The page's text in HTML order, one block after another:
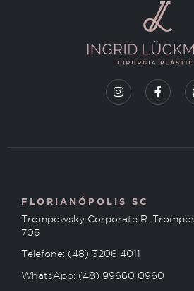
FLORIANÓPOLIS SC
Trompowsky Corporate R.
705
Telefone: (48) 3206 4011
WhatsApp: (48) 99660 0960